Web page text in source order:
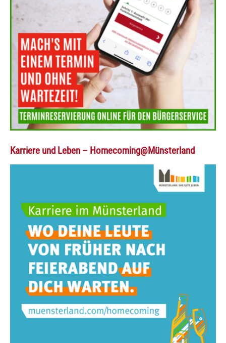
Karriere und Leben – Homecoming@Münsterland